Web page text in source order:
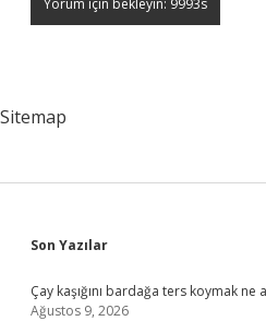
Sitemap
Sidebar
Son Yazılar
Çay kaşığını bardağa ters koymak ne
Ağustos 9, 2026